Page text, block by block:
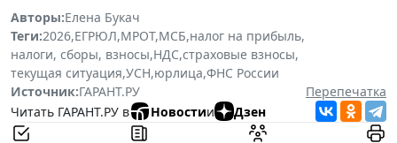
Авторы:Елена Букач
Теги:2026,ЕГРЮЛ,МРОТ,МСБ,налог на прибыль,
налоги, сборы, взносы,НДС,страховые взносы,
текущая ситуация,УСН,юрлица,ФНС России
Источник:ГАРАНТ.РУ
Перепечатка
Читать ГАРАНТ.РУ в
Новостии Дзен